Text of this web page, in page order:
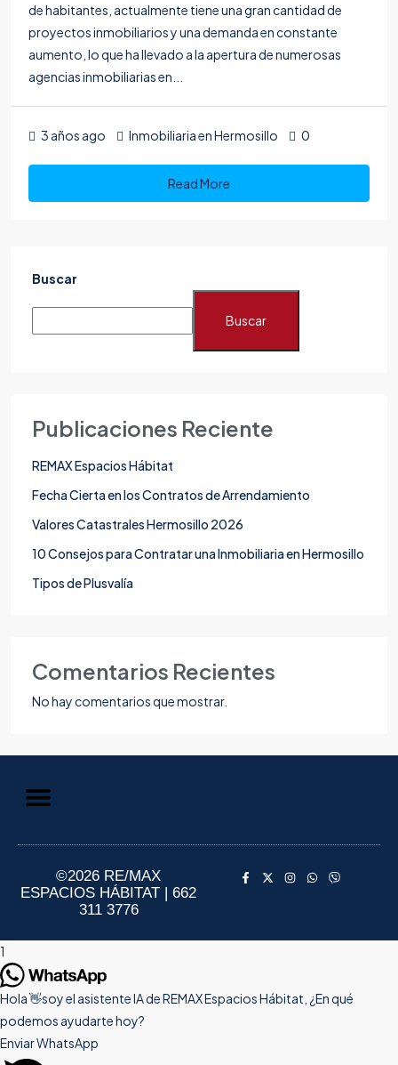
de habitantes, actualmente tiene una gran cantidad de
proyectos inmobiliarios y una demanda en constante
aumento, lo que ha llevado a la apertura de numerosas
agencias inmobiliarias en...
3 años ago Inmobiliaria en Hermosillo 0
Read More
Buscar
Buscar
Publicaciones Reciente
REMAX Espacios Hábitat
Fecha Cierta en los Contratos de Arrendamiento
Valores Catastrales Hermosillo 2026
10 Consejos para Contratar una Inmobiliaria en Hermosillo
Tipos de Plusvalía
Comentarios Recientes
No hay comentarios que mostrar.
©2026 RE/MAX
ESPACIOS HÁBITAT | 662
311 3776
1
Hola 👋soy el asistente IA de REMAX Espacios Hábitat, ¿En qué
podemos ayudarte hoy?
Enviar WhatsApp